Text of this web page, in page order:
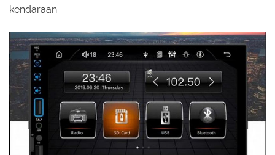
kendaraan.